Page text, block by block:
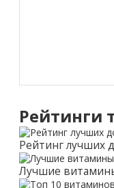
Рейтинги
Рейтинг лучших
Лучшие